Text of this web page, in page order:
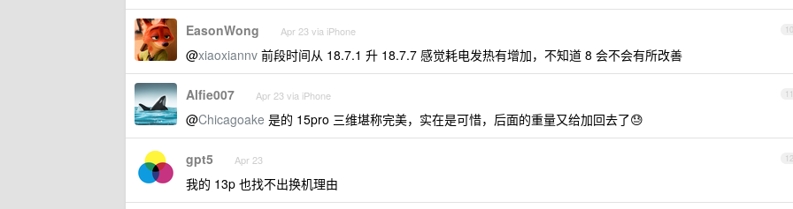
10
EasonWong Apr 23 via iPhone
@xiaoxiannv 前段时间从 18.7.1 升 18.7.7 感觉耗电发热有增加，不知道 8 会不会有所改善
11
Alfie007 Apr 23 via iPhone
@Chicagoake 是的 15pro 三维堪称完美，实在是可惜，后面的重量又给加回去了😓
12
gpt5 Apr 23
我的 13p 也找不出换机理由